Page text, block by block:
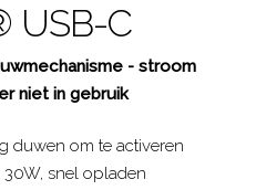
USB-C
- stroom
niet in gebruik
duwen om te activeren
30W, snel opladen